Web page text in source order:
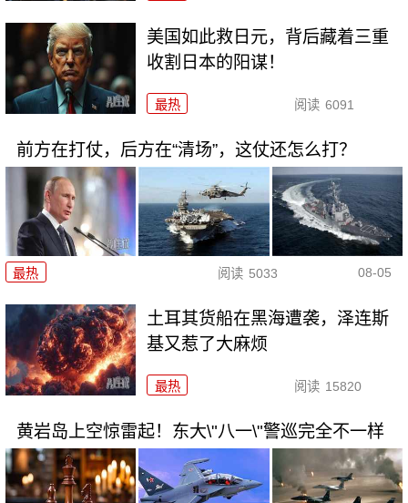
美国如此救日元，背后藏着三重
收割日本的阳谋！
最热 阅读 6091
前方在打仗，后方在“清场”，这仗还怎么打？
最热 阅读 5033 08-05
土耳其货船在黑海遭袭，泽连斯
基又惹了大麻烦
最热 阅读 15820
黄岩岛上空惊雷起！东大\"八一\"警巡完全不一样